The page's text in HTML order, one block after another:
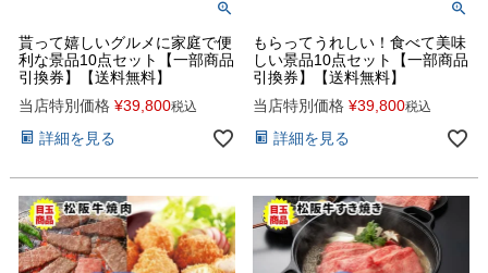
貰って嬉しいグルメに家庭で便
利な景品10点セット【一部商品
引換券】【送料無料】
当店特別価格 ¥39,800税込
詳細を見る
もらってうれしい！食べて美味
しい景品10点セット【一部商品
引換券】【送料無料】
当店特別価格 ¥39,800税込
詳細を見る